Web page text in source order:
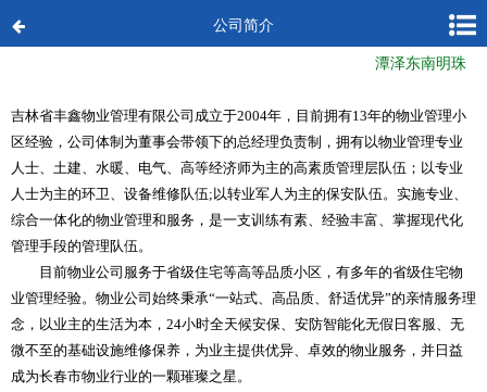
公司简介
潭泽东南明珠
吉林省丰鑫物业管理有限公司成立于2004年，目前拥有13年的物业管理小
区经验，公司体制为董事会带领下的总经理负责制，拥有以物业管理专业
人士、土建、水暖、电气、高等经济师为主的高素质管理层队伍；以专业
人士为主的环卫、设备维修队伍;以转业军人为主的保安队伍。实施专业、
综合一体化的物业管理和服务，是一支训练有素、经验丰富、掌握现代化
管理手段的管理队伍。
目前物业公司服务于省级住宅等高等品质小区，有多年的省级住宅物
业管理经验。物业公司始终秉承“一站式、高品质、舒适优异”的亲情服务理
念，以业主的生活为本，24小时全天候安保、安防智能化无假日客服、无
微不至的基础设施维修保养，为业主提供优异、卓效的物业服务，并日益
成为长春市物业行业的一颗璀璨之星。